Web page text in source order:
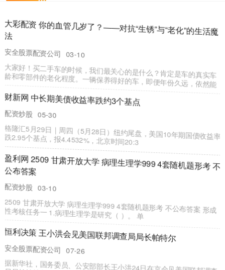
中国配资网 纽约华人在联合国举办活动纪念反法西斯战争胜
利80周年_和平_陈立_美国
第二证券 03-22
据新华社纽约8月9日电 (记者施春、谢锷)美国亚裔社团联合总会8日
在纽约联合国总部举办“铭记历史，共护和平”纪念世界反法
大御优配 荆轲没有刺过秦
安全股票配资公司
本文参考历史资料结合个人观点进行撰写，文末已标注相关文献来源
公元前227年深秋，易水河边，北风卷起枯叶。 高渐离的筑声
易资配 Applied Digital美股盘前涨超11%
配资炒股
Applied Digital美股盘前涨超11%。Applied Digital签署超大规模云服
务商租赁协议。 举报 第
融创优配 退市不免责！退市龙宇财务造假遭重罚3810万元
配资炒股
03-17
今年7月从沪市摘牌，退市龙宇依然要为其持续多年的财务造假和资金
占用行为付出代价。 9月5日，上海证监局对退市龙宇作出行政